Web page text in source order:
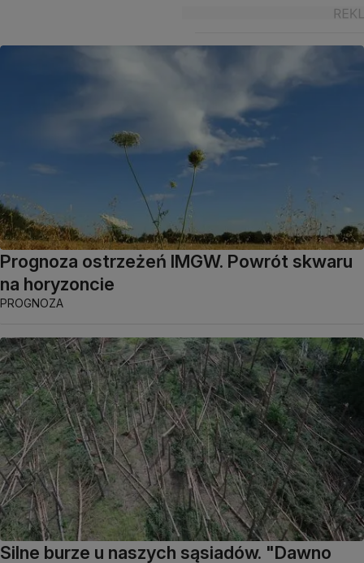
Prognoza ostrzeżeń IMGW. Powrót skwaru
na horyzoncie
PROGNOZA
Silne burze u naszych sąsiadów. "Dawno